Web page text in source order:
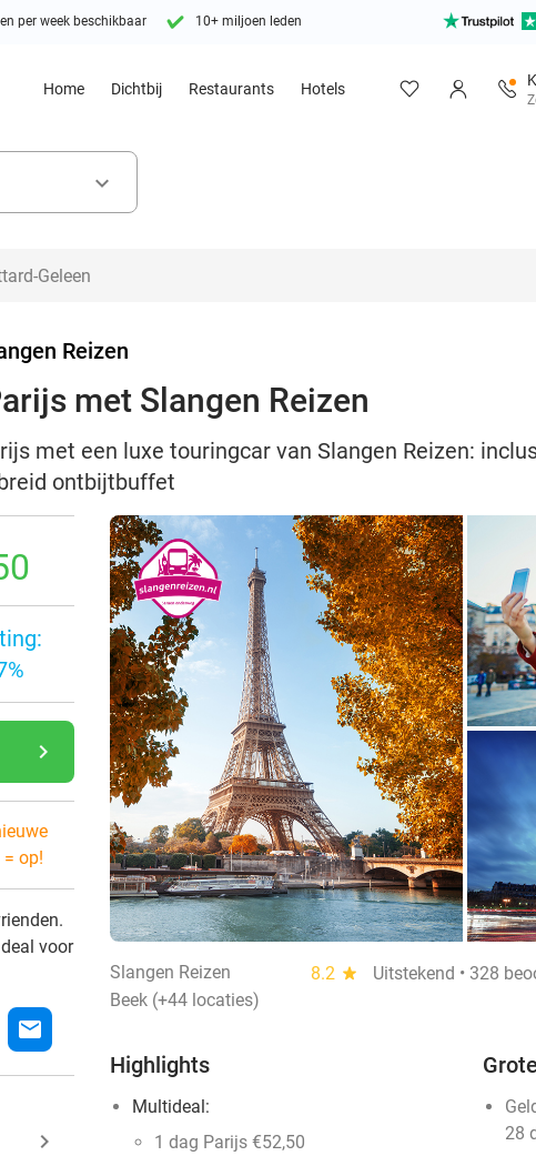
per week beschikbaar 10+ miljoen leden
Home Dichtbij Restaurants Hotels
keyboard_arrow_down
Reizen
met Slangen Reizen
met een luxe touringcar van Slangen Reizen:
ontbijtbuffet
navigate_next
op!
voor
mail
keyboard_arrow_right
Slangen Reizen 8.2 star
Uitstekend • 328
Beek (+44 locaties)
Highlights
Multideal:
1 dag Parijs €52,50
28